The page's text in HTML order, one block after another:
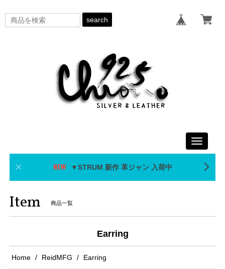
search
Toggle
▼STRUM 新作 革ジャン 入荷中
Item 商品一覧
Earring
Home ReidMFG Earring